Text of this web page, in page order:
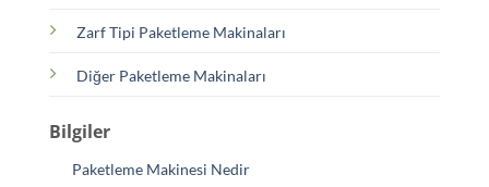
Zarf Tipi Paketleme Makinaları
Diğer Paketleme Makinaları
Bilgiler
Paketleme Makinesi Nedir